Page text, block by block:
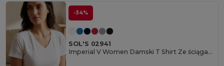
-34%
SOL'S 02941
Imperial V Women Damski T Shirt Ze ściągaczem Typu V Neck